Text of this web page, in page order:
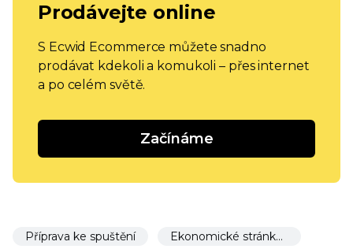
Prodávejte online
S Ecwid Ecommerce můžete snadno
prodávat kdekoli a komukoli – přes internet
a po celém světě.
Začínáme
Příprava ke spuštění Ekonomické stránky, které musíte mít